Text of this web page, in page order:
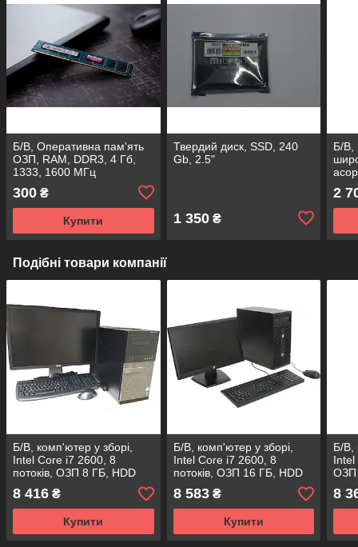
Б/В, Оперативна пам'ять
ОЗП, RAM, DDR3, 4 Гб,
1333, 1600 МГц
300 ₴
Купити
Твердий диск, SSD, 240
Gb, 2.5"
1 350₴
Б/В,
2
Подібні товари компанії
Б/В, комп'ютер у зборі,
Intel Core i7 2600, 8
потоків, ОЗП 8 ГБ, HDD
1000 ГБ, монітор 24"
8 416 ₴
Купити
Б/В, комп'ютер у зборі,
Intel Core i7 2600, 8
потоків, ОЗП 16 ГБ, HDD
500 ГБ, монітор 24"
8 583₴
Купити
Б/В,
Intel
ОЗП
8